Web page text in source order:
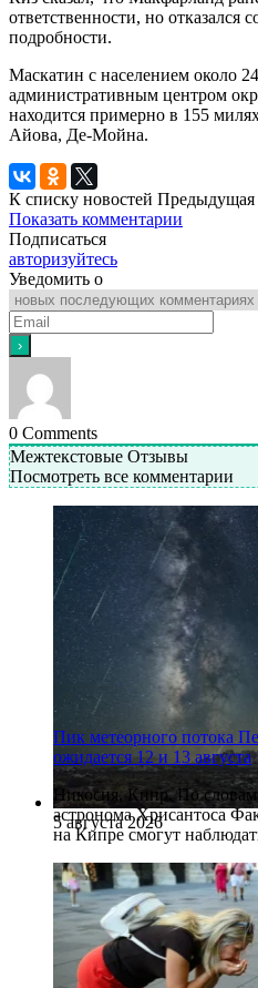
ответственности, но отказался
подробности.
Маскатин с населением около
административным центром
находится примерно в 155
Айова, Де-Мойна.
К списку новостей Предыдущая
Показать комментарии
Подписаться
авторизуйтесь
Уведомить о
0 Comments
Межтекстовые Отзывы
Посмотреть все комментарии
5 августа 2026
Пик метеорного потока
ожидается 12 и 13 августа
Никосия, Кипр. По словам
астронома Хрисантоса
на Кипре смогут